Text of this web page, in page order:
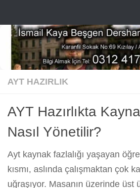
AYT HAZIRLIK
AYT Hazırlıkta
Nasıl Yönetilir?
Ayt kaynak fazlalığı yaşayan
kısmı, aslında çalışmaktan çok
uğraşıyor. Masanın üzerinde üst